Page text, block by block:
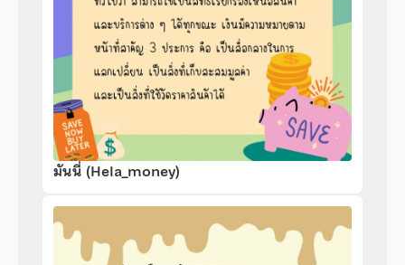
มันนี่ (Hela_money)